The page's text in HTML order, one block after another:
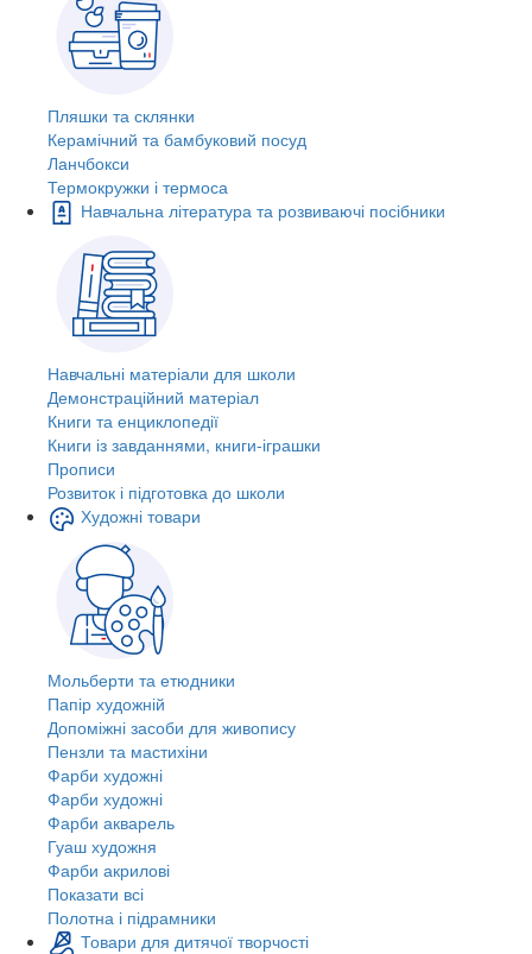
Пляшки та склянки
Керамічний та бамбуковий посуд
Ланчбокси
Термокружки і термоса
Навчальна література та розвиваючі посібники
Навчальні матеріали для школи
Демонстраційний матеріал
Книги та енциклопедії
Книги із завданнями, книги-іграшки
Прописи
Розвиток і підготовка до школи
Художні товари
Мольберти та етюдники
Папір художній
Допоміжні засоби для живопису
Пензли та мастихіни
Фарби художні
Фарби художні
Фарби акварель
Гуаш художня
Фарби акрилові
Показати всі
Полотна і підрамники
Товари для дитячої творчості